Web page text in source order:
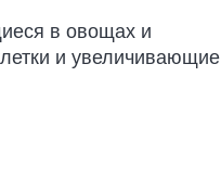
в овощах и
и увеличивающие